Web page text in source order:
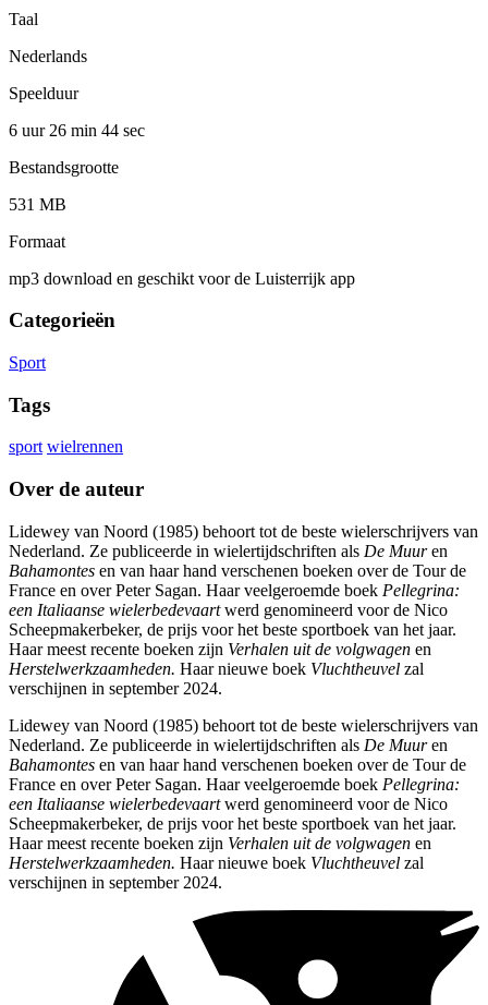
Taal
Nederlands
Speelduur
6 uur 26 min 44 sec
Bestandsgrootte
531 MB
Formaat
mp3 download en geschikt voor de Luisterrijk app
Categorieën
Sport
Tags
sport wielrennen
Over de auteur
Lidewey van Noord (1985) behoort tot de beste wielerschrijvers van
Nederland. Ze publiceerde in wielertijdschriften als De Muuren
Bahamontes en van haar hand verschenen boeken over de Tour de
France en over Peter Sagan. Haar veelgeroemde boek Pellegrina:
een Italiaanse wielerbedevaartwerd genomineerd voor de Nico
Scheepmakerbeker, de prijs voor het beste sportboek van het jaar.
Haar meest recente boeken zijn Verhalen uit de volgwagen en
Herstelwerkzaamheden. Haar nieuwe boek Vluchtheuvel zal
verschijnen in september 2024.
Lidewey van Noord (1985) behoort tot de beste wielerschrijvers van
Nederland. Ze publiceerde in wielertijdschriften als De Muuren
Bahamontes en van haar hand verschenen boeken over de Tour de
France en over Peter Sagan. Haar veelgeroemde boek Pellegrina:
een Italiaanse wielerbedevaartwerd genomineerd voor de Nico
Scheepmakerbeker, de prijs voor het beste sportboek van het jaar.
Haar meest recente boeken zijn Verhalen uit de volgwagen en
Herstelwerkzaamheden. Haar nieuwe boek Vluchtheuvel zal
verschijnen in september 2024.